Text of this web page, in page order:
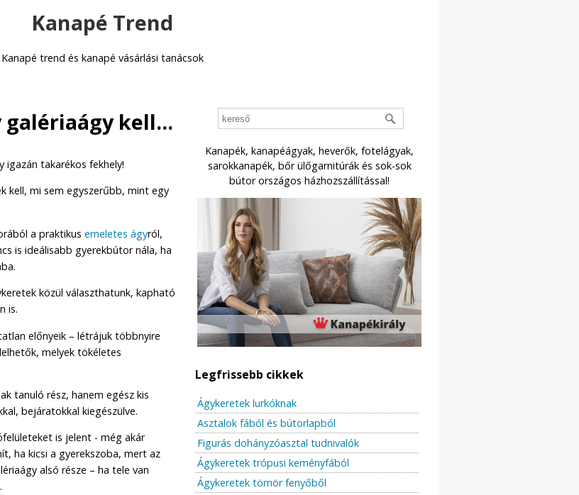
Kanapé Trend
Kanapé trend és kanapé vásárlási tanácsok
galériaágy kell...
igazán takarékos fekhely!
kell, mi sem egyszerűbb, mint egy
a praktikus emeletes ágyról,
is ideálisabb gyerekbútor nála, ha
közül választhatunk, kapható
is.
előnyeik – létrájuk többnyire
melyek tökéletes
tanuló rész, hanem egész kis
bejáratokkal kiegészülve.
is jelent - még akár
ha kicsi a gyerekszoba, mert az
alsó része – ha tele van
Kanapék, kanapéágyak, heverők, fotelágyak,
sarokkanapék, bőr ülőgarnitúrák és sok-sok
bútor országos házhozszállítással!
Legfrissebb cikkek
Ágykeretek lurkóknak
Asztalok fából és bútorlapból
Figurás dohányzóasztal tudnivalók
Ágykeretek trópusi keményfából
Ágykeretek tömör fenyőből